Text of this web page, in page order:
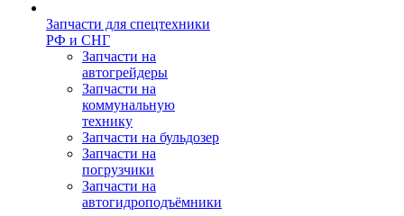
Запчасти для спецтехники
РФ и СНГ
Запчасти на
автогрейдеры
Запчасти на
коммунальную
технику
Запчасти на бульдозер
Запчасти на
погрузчики
Запчасти на
автогидроподъёмники